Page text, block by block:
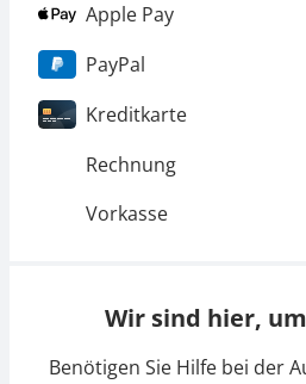
Apple Pay
PayPal
Kreditkarte
Rechnung
Vorkasse
Wir sind hier,
Benötigen Sie Hilfe bei der